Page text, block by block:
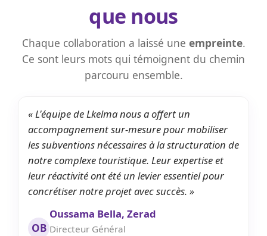
que nous
Chaque collaboration a laissé une empreinte.
Ce sont leurs mots qui témoignent du chemin
parcouru ensemble.
« L'équipe de Lkelma nous a offert un
accompagnement sur-mesure pour mobiliser
les subventions nécessaires à la structuration de
notre complexe touristique. Leur expertise et
leur réactivité ont été un levier essentiel pour
concrétiser notre projet avec succès. »
OB
Oussama Bella, Zerad
Directeur Général